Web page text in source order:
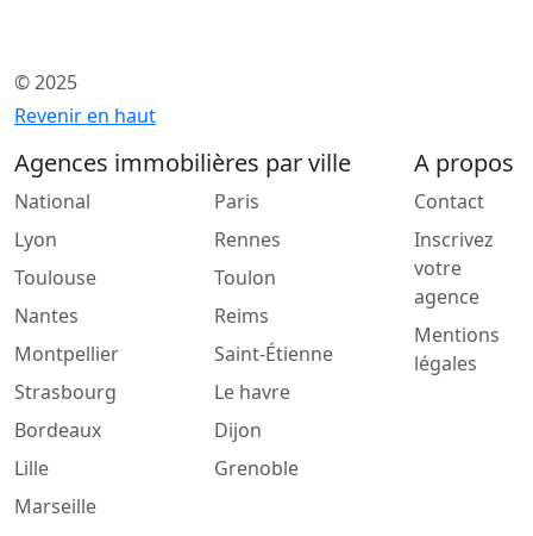
© 2025
Revenir en haut
Agences immobilières par ville
National
Lyon
Toulouse
Nantes
Montpellier
Strasbourg
Bordeaux
Lille
Marseille
Paris
Rennes
Toulon
Reims
Saint-Étienne
Le havre
Dijon
Grenoble
A propos
Contact
Inscrivez
votre
agence
Mentions
légales